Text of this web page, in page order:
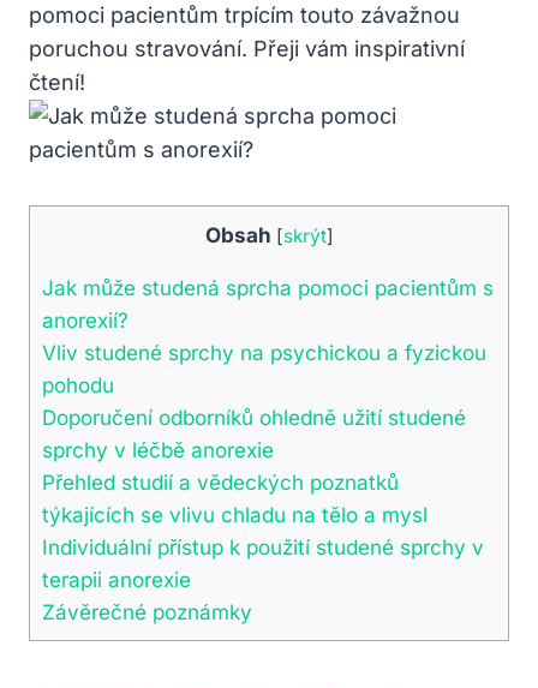
pomoci pacientům trpícím touto závažnou
poruchou stravování. Přeji vám inspirativní
čtení!
Obsah [skrýt]
Jak může studená sprcha pomoci pacientům s
anorexií?
Vliv studené sprchy na psychickou a fyzickou
pohodu
Doporučení odborníků ohledně užití studené
sprchy v léčbě anorexie
Přehled studií a vědeckých poznatků
týkajících se vlivu chladu na tělo a mysl
Individuální přístup k použití studené sprchy v
terapii anorexie
Závěrečné poznámky